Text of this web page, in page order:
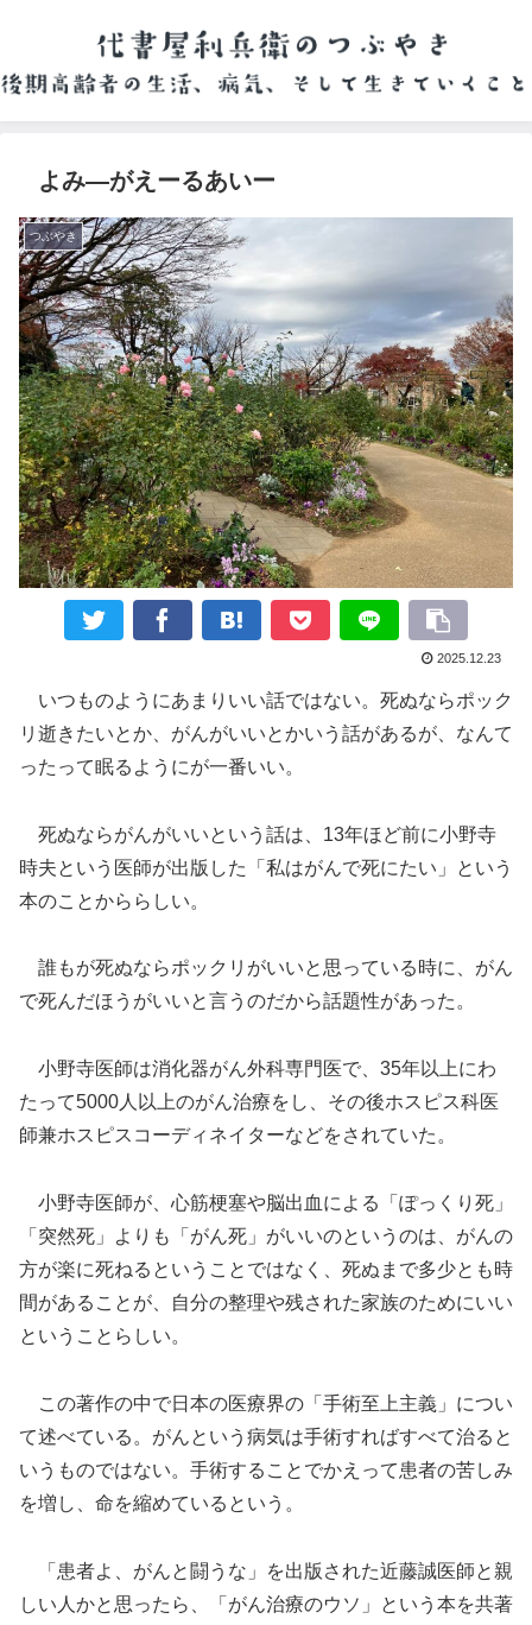
よみ―がえーるあいー
つぶやき
2025.12.23
いつものようにあまりいい話ではない。死ぬならポック
リ逝きたいとか、がんがいいとかいう話があるが、なんて
ったって眠るようにが一番いい。
死ぬならがんがいいという話は、13年ほど前に小野寺
時夫という医師が出版した「私はがんで死にたい」という
本のことかららしい。
誰もが死ぬならポックリがいいと思っている時に、がん
で死んだほうがいいと言うのだから話題性があった。
小野寺医師は消化器がん外科専門医で、35年以上にわ
たって5000人以上のがん治療をし、その後ホスピス科医
師兼ホスピスコーディネイターなどをされていた。
小野寺医師が、心筋梗塞や脳出血による「ぽっくり死」
「突然死」よりも「がん死」がいいのというのは、がんの
方が楽に死ねるということではなく、死ぬまで多少とも時
間があることが、自分の整理や残された家族のためにいい
ということらしい。
この著作の中で日本の医療界の「手術至上主義」につい
て述べている。がんという病気は手術すればすべて治ると
いうものではない。手術することでかえって患者の苦しみ
を増し、命を縮めているという。
「患者よ、がんと闘うな」を出版された近藤誠医師と親
しい人かと思ったら、「がん治療のウソ」という本を共著